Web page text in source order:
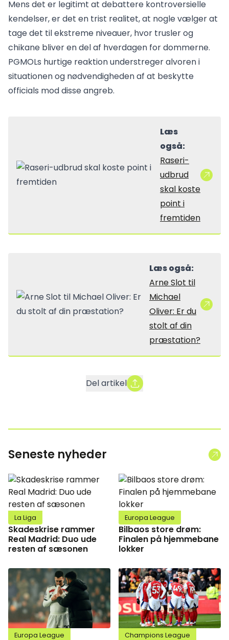
Mens det er legitimt at debattere kontroversielle
kendelser, er det en trist realitet, at nogle vælger at
tage det til ekstreme niveauer, hvor trusler og
chikane bliver en del af hverdagen for dommerne.
PGMOLs hurtige reaktion understreger alvoren i
situationen og nødvendigheden af at beskytte
officials mod disse angreb.
Læs
også:
Raseri-
udbrud
skal koste
point i
fremtiden
Læs også:
Arne Slot til
Michael
Oliver: Er du
stolt af din
præstation?
Del artikel
Seneste nyheder
La Liga
Skadeskrise rammer
Real Madrid: Duo ude
resten af sæsonen
Europa League
Bilbaos store drøm:
Finalen på hjemmebane
lokker
Europa League Champions League